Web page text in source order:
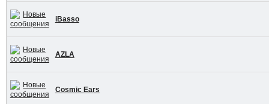
iBasso
AZLA
Cosmic Ears